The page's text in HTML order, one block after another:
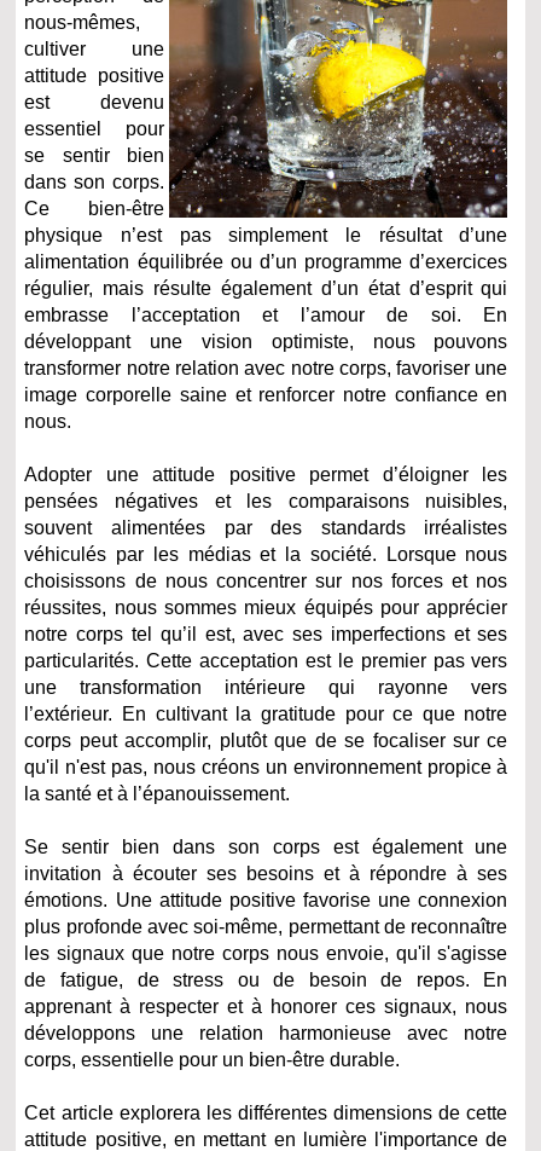
nous-mêmes,
cultiver une
attitude positive
est devenu
essentiel pour
se sentir bien
dans son corps.
Ce bien-être
physique n’est pas simplement le résultat d’une
alimentation équilibrée ou d’un programme d’exercices
régulier, mais résulte également d’un état d’esprit qui
embrasse l’acceptation et l’amour de soi. En
développant une vision optimiste, nous pouvons
transformer notre relation avec notre corps, favoriser une
image corporelle saine et renforcer notre confiance en
nous.
Adopter une attitude positive permet d’éloigner les
pensées négatives et les comparaisons nuisibles,
souvent alimentées par des standards irréalistes
véhiculés par les médias et la société. Lorsque nous
choisissons de nous concentrer sur nos forces et nos
réussites, nous sommes mieux équipés pour apprécier
notre corps tel qu’il est, avec ses imperfections et ses
particularités. Cette acceptation est le premier pas vers
une transformation intérieure qui rayonne vers
l’extérieur. En cultivant la gratitude pour ce que notre
corps peut accomplir, plutôt que de se focaliser sur ce
qu'il n'est pas, nous créons un environnement propice à
la santé et à l’épanouissement.
Se sentir bien dans son corps est également une
invitation à écouter ses besoins et à répondre à ses
émotions. Une attitude positive favorise une connexion
plus profonde avec soi-même, permettant de reconnaître
les signaux que notre corps nous envoie, qu'il s'agisse
de fatigue, de stress ou de besoin de repos. En
apprenant à respecter et à honorer ces signaux, nous
développons une relation harmonieuse avec notre
corps, essentielle pour un bien-être durable.
Cet article explorera les différentes dimensions de cette
attitude positive, en mettant en lumière l'importance de